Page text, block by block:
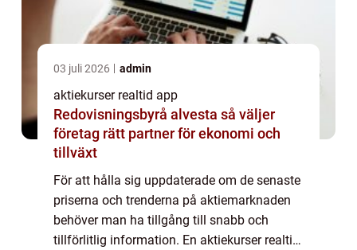
03 juli 2026 admin
aktiekurser realtid app
Redovisningsbyrå alvesta så väljer
företag rätt partner för ekonomi och
tillväxt
För att hålla sig uppdaterade om de senaste
priserna och trenderna på aktiemarknaden
behöver man ha tillgång till snabb och
tillförlitlig information. En aktiekurser realtid